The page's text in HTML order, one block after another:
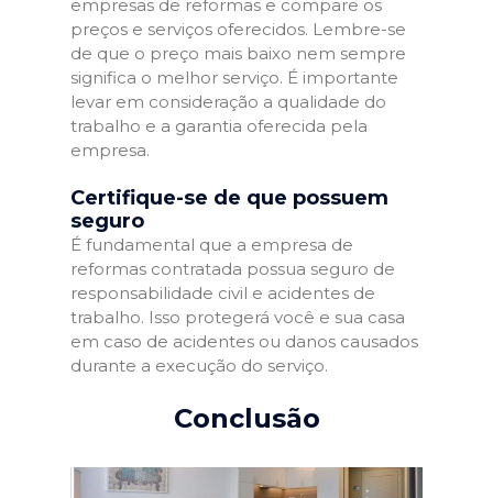
empresas de reformas e compare os
preços e serviços oferecidos. Lembre-se
de que o preço mais baixo nem sempre
significa o melhor serviço. É importante
levar em consideração a qualidade do
trabalho e a garantia oferecida pela
empresa.
Certifique-se de que possuem
seguro
É fundamental que a empresa de
reformas contratada possua seguro de
responsabilidade civil e acidentes de
trabalho. Isso protegerá você e sua casa
em caso de acidentes ou danos causados
durante a execução do serviço.
Conclusão